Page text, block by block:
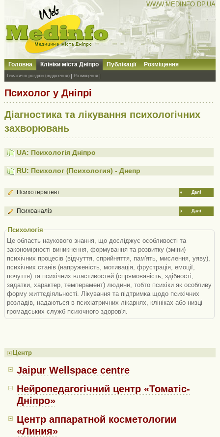
WWW.MEDINFO.DP.UA
Головна Клініки міста Дніпро Публікації Розміщення
Тематичні розділи (відділення) Розміщення
Психолог у Дніпрі
Діагностика та лікування психологічних
захворювань
UA: Психологія Дніпро
RU: Психолог (Психология) - Днепр
Далі
Психотерапевт
Далі
Психоаналіз
Психологія
Це область наукового знання, що досліджує особливості та
закономірності виникнення, формування та розвитку (зміни)
психічних процесів (відчуття, сприйняття, пам'ять, мислення, уяву),
психічних станів (напруженість, мотивація, фрустрація, емоції,
почуття) та психічних властивостей (спрямованість, здібності,
задатки, характер, темперамент) людини, тобто психіки як особливу
форму життєдіяльності. Лікування та підтримка щодо психічних
розладів, надаються в психіатричних лікарнях, клініках або низці
громадських служб психічного здоров'я.
Центр
Jaipur Wellspace centre
Нейропедагогічний центр «Томатіс-
Дніпро»
Центр аппаратной косметологии
«Линия»